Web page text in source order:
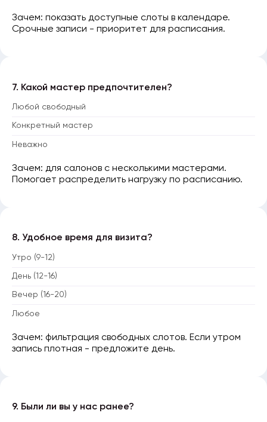
Зачем: показать доступные слоты в календаре.
Срочные записи - приоритет для расписания.
7. Какой мастер предпочтителен?
Любой свободный
Конкретный мастер
Неважно
Зачем: для салонов с несколькими мастерами.
Помогает распределить нагрузку по расписанию.
8. Удобное время для визита?
Утро (9-12)
День (12-16)
Вечер (16-20)
Любое
Зачем: фильтрация свободных слотов. Если утром
запись плотная - предложите день.
9. Были ли вы у нас ранее?